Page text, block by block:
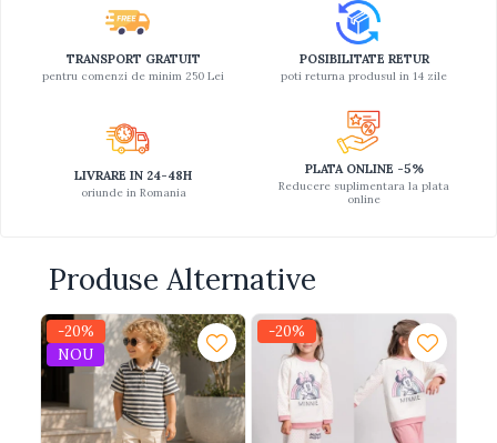
Saltelute si centre de activitati
Set Avioane si submarine
Seturi de rufe
Trenuri cu sine
TRANSPORT GRATUIT
pentru comenzi de minim 250 Lei
POSIBILITATE RETUR
poti returna produsul in 14 zile
LIVRARE IN 24-48H
oriunde in Romania
PLATA ONLINE -5%
Reducere suplimentara la plata
online
Produse Alternative
-20%
NOU
-20%